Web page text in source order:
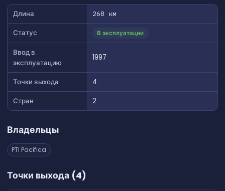
Длина 268 км
Статус В эксплуатации
Ввод в
эксплуатацию
1997
Точки выхода
4
Стран
2
Владельцы
PTI Pacifica
Точки выхода (4)